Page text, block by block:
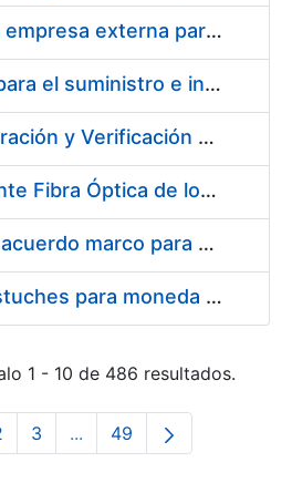
Servicios de una empresa externa para el asesoramiento y resolución de los recursos de alzada que se presentan relacionados con procesos de selección para la FNMT-RCM
Acuerdo marco para el suministro e instalación de persianas, estores y otros complementos
Servicio de Calibración y Verificación Externa de los Equipos de Medición del Servicio de Prevención de la FNMT-RCM
Conexión mediante Fibra Óptica de los Centros de Proceso de Datos (CPDs) de las sedes de la FNMT-RCM de Burgos y Madrid
Contratación de acuerdo marco para el Suministro de Material de Electricidad para la Fábrica Nacional de Moneda y Timbre-Real Casa de la Moneda en su centro de trabajo de Burgos
Suministro de estuches para moneda de 30 €
1 - 10 de 486 resultados.
Página
3 ...Páginas intermedias Use
Página
49